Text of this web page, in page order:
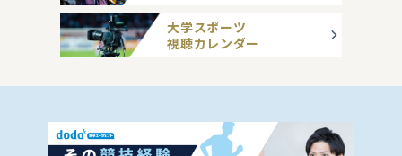
大学スポーツ
視聴カレンダー